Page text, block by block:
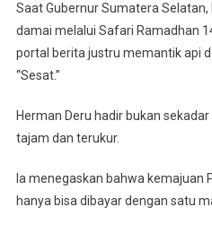
Saat Gubernur Sumatera
damai melalui Safari Ramadhan
portal berita justru memantik api
“Sesat.”
Herman Deru hadir bukan
tajam dan terukur.
Ia menegaskan bahwa kemajuan
hanya bisa dibayar dengan satu